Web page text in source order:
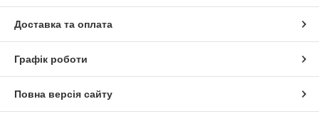
Доставка та оплата
Графік роботи
Повна версія сайту